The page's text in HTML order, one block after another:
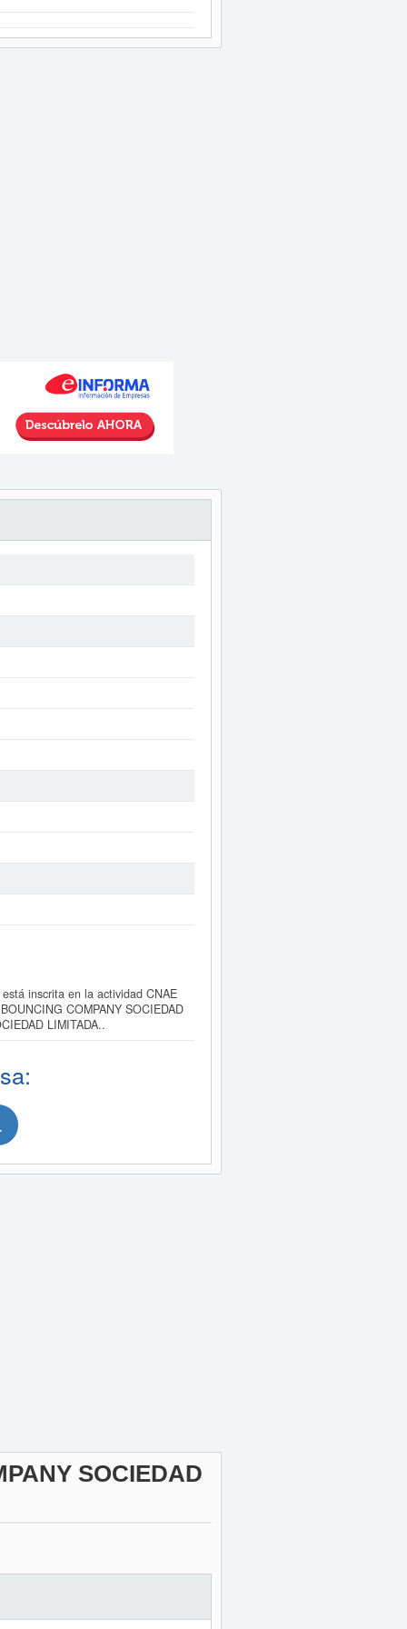
inscrita en la actividad CNAE
COMPANY SOCIEDAD
LIMITADA..
SOCIEDAD